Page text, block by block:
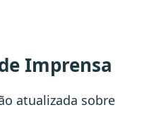
Imprensa
atualizada sobre